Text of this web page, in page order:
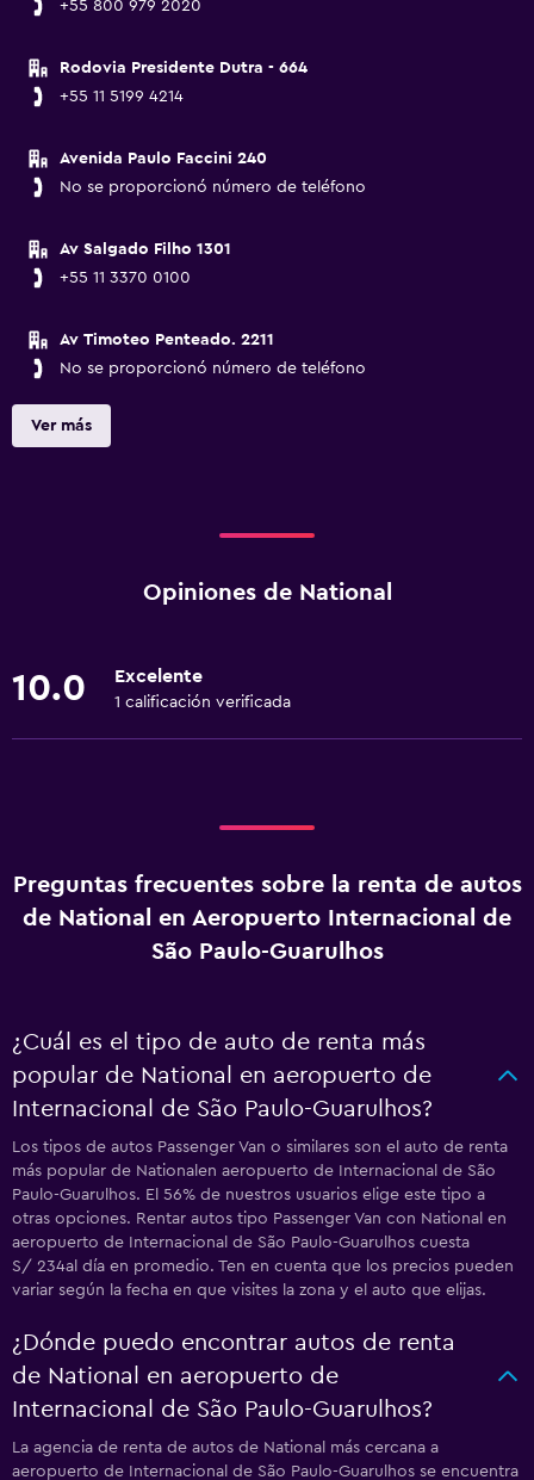
+55 800 979 2020
Rodovia Presidente Dutra - 664
+55 11 5199 4214
Avenida Paulo Faccini 240
No se proporcionó número de teléfono
Av Salgado Filho 1301
+55 11 3370 0100
Av Timoteo Penteado. 2211
No se proporcionó número de teléfono
Ver más
Opiniones de National
10.0 Excelente
1 calificación verificada
Preguntas frecuentes sobre la renta de autos
de National en Aeropuerto Internacional de
São Paulo-Guarulhos
¿Cuál es el tipo de auto de renta más
popular de National en aeropuerto de
Internacional de São Paulo-Guarulhos?
Los tipos de autos Passenger Van o similares son el auto de renta
más popular de Nationalen aeropuerto de Internacional de São
Paulo-Guarulhos. El 56% de nuestros usuarios elige este tipo a
otras opciones. Rentar autos tipo Passenger Van con National en
aeropuerto de Internacional de São Paulo-Guarulhos cuesta
S/ 234al día en promedio. Ten en cuenta que los precios pueden
variar según la fecha en que visites la zona y el auto que elijas.
¿Dónde puedo encontrar autos de renta
de National en aeropuerto de
Internacional de São Paulo-Guarulhos?
La agencia de renta de autos de National más cercana a
aeropuerto de Internacional de São Paulo-Guarulhos se encuentra